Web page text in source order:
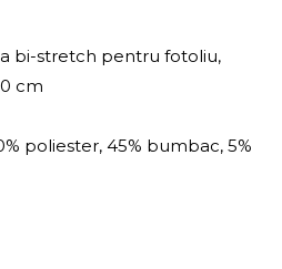
bi-stretch pentru fotoliu,
cm
poliester, 45% bumbac, 5%